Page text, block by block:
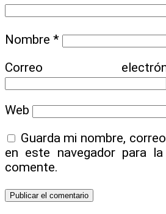
Nombre *
Correo
Web
Guarda mi nombre,
en este navegador para
comente.